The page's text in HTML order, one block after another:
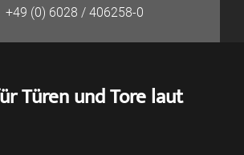
+49 (0) 6028 / 406258-0
Türen und Tore laut